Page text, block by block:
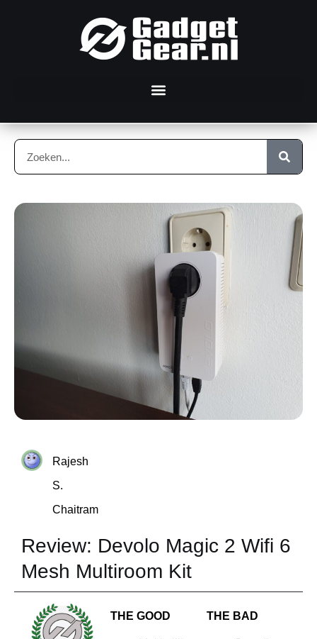
Rajesh
S.
Chaitram
Review: Devolo Magic 2 Wifi 6
Mesh Multiroom Kit
THE GOOD THE BAD